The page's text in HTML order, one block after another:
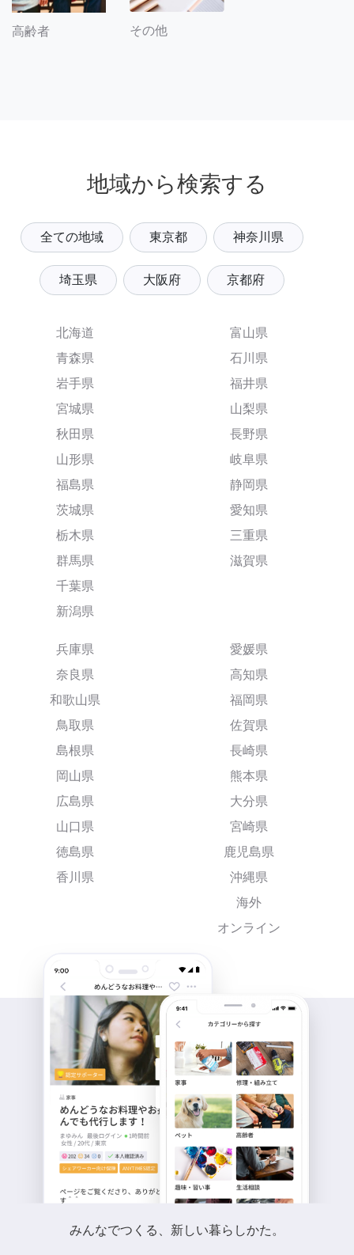
高齢者 その他
地域から検索する
全ての地域 東京都 神奈川県
埼玉県 大阪府 京都府
北海道
青森県
岩手県
宮城県
秋田県
山形県
福島県
茨城県
栃木県
群馬県
千葉県
新潟県
富山県
石川県
福井県
山梨県
長野県
岐阜県
静岡県
愛知県
三重県
滋賀県
兵庫県
奈良県
和歌山県
鳥取県
島根県
岡山県
広島県
山口県
徳島県
香川県
愛媛県
高知県
福岡県
佐賀県
長崎県
熊本県
大分県
宮崎県
鹿児島県
沖縄県
海外
オンライン
みんなでつくる、新しい暮らしかた。